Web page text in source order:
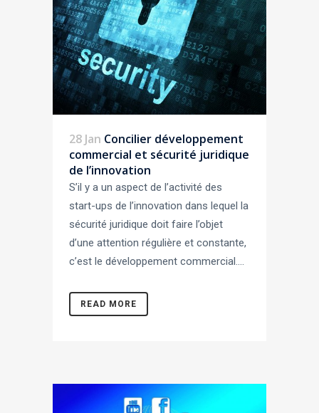
28 Jan Concilier développement
commercial et sécurité juridique
de l’innovation
S’il y a un aspect de l’activité des
start-ups de l’innovation dans lequel la
sécurité juridique doit faire l’objet
d’une attention régulière et constante,
c’est le développement commercial....
READ MORE